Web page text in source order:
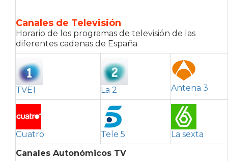
Canales de Televisión
Horario de los programas de televisión de las
diferentes cadenas de España
TVE1 La 2 Antena 3
Cuatro Tele 5
La sexta
Canales Autonómicos TV